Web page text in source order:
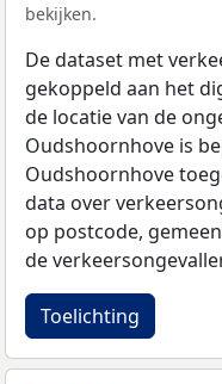
bekijken.
De dataset met
gekoppeld aan het
de locatie van de
Oudshoornhove is
Oudshoornhove
data over
op postcode,
de
Toelichting